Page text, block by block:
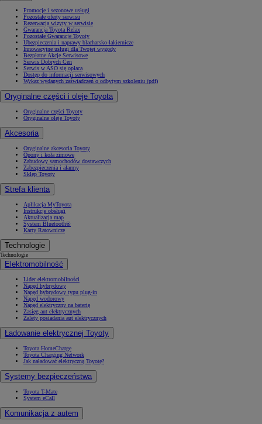
Promocje i sezonowe usługi
Pozostałe oferty serwisu
Rezerwacja wizyty w serwisie
Gwarancja Toyota Relax
Pozostałe Gwarancje Toyoty
Ubezpieczenia i naprawy blacharsko-lakiernicze
Innowacyjne usługi dla Twojej wygody
Bezpłatne Akcje Serwisowe
Serwis Dobrych Cen
Serwis w ASO się opłaca
Dostęp do informacji serwisowych
Wykaz wydanych zaświadczeń o odbytym szkoleniu (pdf)
Oryginalne części i oleje Toyota
Oryginalne części Toyoty
Oryginalne oleje Toyoty
Akcesoria
Oryginalne akcesoria Toyoty
Opony i koła zimowe
Zabudowy samochodów dostawczych
Zabezpieczenia i alarmy
Sklep Toyoty
Strefa klienta
Aplikacja MyToyota
Instrukcje obsługi
Aktualizacja map
System Bluetooth®
Karty Ratownicze
Technologie
Technologie
Elektromobilność
Lider elektromobilności
Napęd hybrydowy
Napęd hybrydowy typu plug-in
Napęd wodorowy
Napęd elektryczny na baterię
Zasięg aut elektrycznych
Zalety posiadania aut elektrycznych
Ładowanie elektrycznej Toyoty
Toyota HomeCharge
Toyota Charging Network
Jak naładować elektryczną Toyotę?
Systemy bezpieczeństwa
Toyota T-Mate
System eCall
Komunikacja z autem